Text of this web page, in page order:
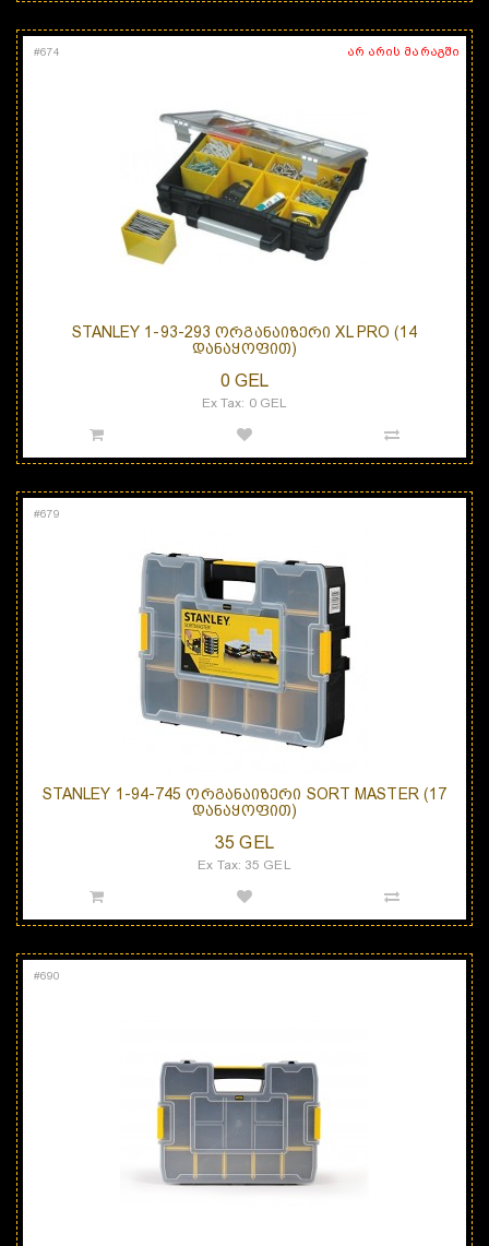
არ არის მარაგში
#674
STANLEY 1-93-293 ᲝᲠᲒᲐᲜᲐᲘᲖᲔᲠᲘ XL PRO (14
ᲓᲐᲜᲐᲧᲝᲤᲘᲗ)
0 GEL
Ex Tax: 0 GEL
#679
STANLEY 1-94-745 ᲝᲠᲒᲐᲜᲐᲘᲖᲔᲠᲘ SORT MASTER (17
ᲓᲐᲜᲐᲧᲝᲤᲘᲗ)
35 GEL
Ex Tax: 35 GEL
#690